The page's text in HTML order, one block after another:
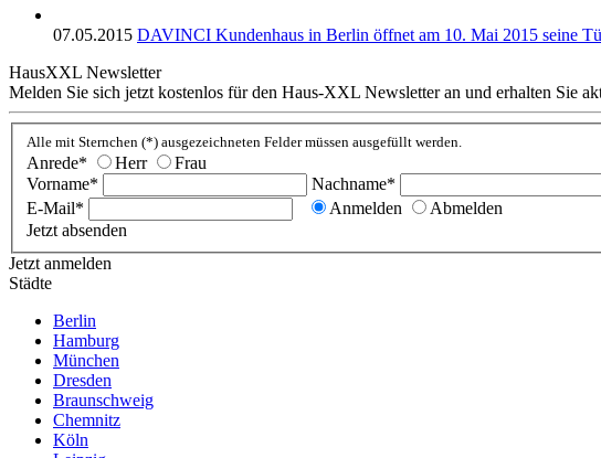
07.05.2015 DAVINCI Kundenhaus in Berlin öffnet am 10. Mai 2015 seine
HausXXL Newsletter
Melden Sie sich jetzt kostenlos für den Haus-XXL Newsletter an und erhalten Sie
Alle mit Sternchen (*) ausgezeichneten Felder müssen ausgefüllt werden.
Anrede* Herr
Frau
Vorname*
Nachname*
E-Mail*
Anmelden
Abmelden
Jetzt absenden
Jetzt anmelden
Städte
Berlin
Hamburg
München
Dresden
Braunschweig
Chemnitz
Köln